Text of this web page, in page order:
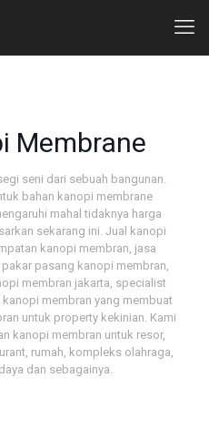
Membrane
seni dari sebuah bangunan.
bahan kanopi membrane
mahal tidaknya harga
sekarang ini. Jual kanopi
kanopi membran, jasa
pasang kanopi membran,
membran jakarta, specialist
membran yang membuat
untuk property kekinian. Kami
kanopi membran untuk resor,
rumah, kompleks olahraga,
dan sebagainya.